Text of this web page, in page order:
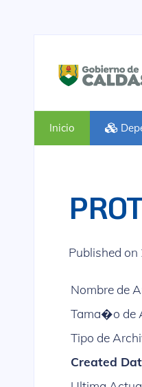
Inicio
Published
Nombre de
Tama�o de
Tipo de
Created